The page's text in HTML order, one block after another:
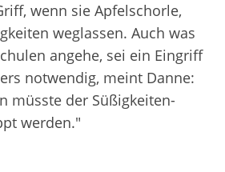
wenn sie Apfelschorle,
weglassen. Auch was
angehe, sei ein Eingriff
notwendig, meint Danne:
müsste der Süßigkeiten-
werden."